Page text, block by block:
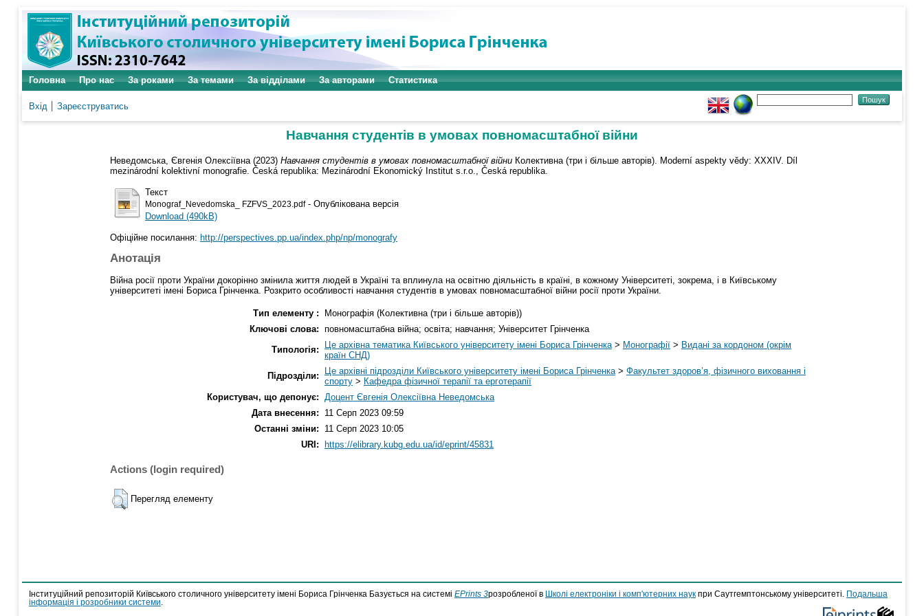
Головна Про нас За роками За темами За відділами За авторами Статистика
Вхід Зареєструватись
Навчання студентів в умовах повномасштабної війни
Неведомська, Євгенія Олексіївна (2023) Навчання студентів в умовах повномасштабної війни Колективна (три і більше авторів). Moderní aspekty vědy: XXXIV. Díl
mezinárodní kolektivní monografie. Česká republika: Mezinárodní Ekonomický Institut s.r.o., Česká republika.
Текст
Monograf_Nevedomska_ FZFVS_2023.pdf- Опублікована версія
Download (490kB)
Офіційне посилання: http://perspectives.pp.ua/index.php/np/monografy
Анотація
Війна росії проти України докорінно змінила життя людей в Україні та вплинула на освітню діяльність в країні, в кожному Університеті, зокрема, і в Київському
університеті імені Бориса Грінченка. Розкрито особливості навчання студентів в умовах повномасштабної війни росії проти України.
Тип елементу :
Монографія (Колективна (три і більше авторів))
Ключові слова: повномасштабна війна; освіта; навчання; Університет Грінченка
Типологія:
Це архівна тематика Київського університету імені Бориса Грінченка > Монографії > Видані за кордоном (окрім
країн СНД)
Підрозділи:
Це архівні підрозділи Київського університету імені Бориса Грінченка > Факультет здоров’я, фізичного виховання і
спорту > Кафедра фізичної терапії та ерготерапії
Користувач, що депонує:
Доцент Євгенія Олексіївна Неведомська
Дата внесення:
11 Серп 2023 09:59
Останні зміни:
11 Серп 2023 10:05
URI:
https://elibrary.kubg.edu.ua/id/eprint/45831
Actions (login required)
Перегляд елементу
Інституційний репозиторій Київського столичного університету імені Бориса Грінченка Базується на системі EPrints 3розробленої в Школі електроніки і комп'ютерних наук при Саутгемптонському університеті.
Подальша
інформація і розробники системи